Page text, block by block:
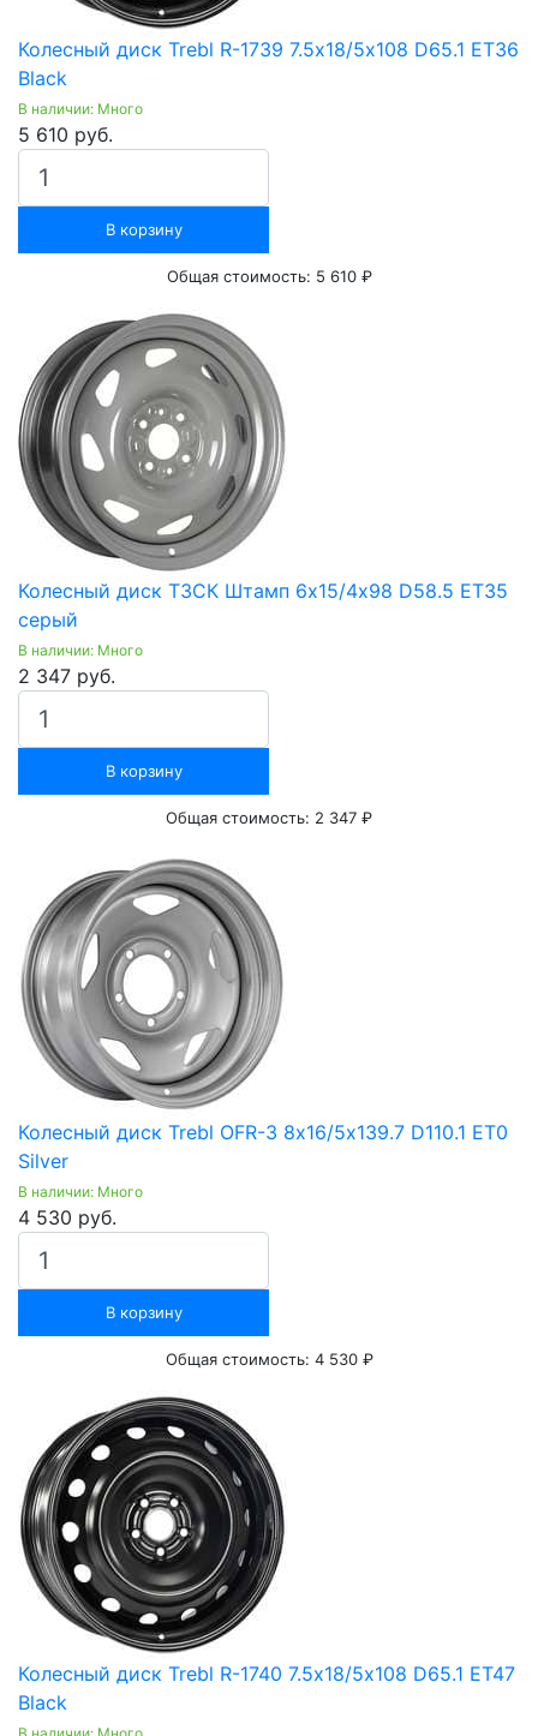
Колесный диск Trebl R-1739 7.5х18/5х108 D65.1 ET36
Black
В наличии: Много
5 610 руб.
В корзину
Общая стоимость: 5 610 ₽
Колесный диск ТЗСК Штамп 6х15/4х98 D58.5 ET35
серый
В наличии: Много
2 347 руб.
В корзину
Общая стоимость: 2 347 ₽
Колесный диск Trebl OFR-3 8х16/5х139.7 D110.1 ET0
Silver
В наличии: Много
4 530 руб.
В корзину
Общая стоимость: 4 530 ₽
Колесный диск Trebl R-1740 7.5х18/5х108 D65.1 ET47
Black